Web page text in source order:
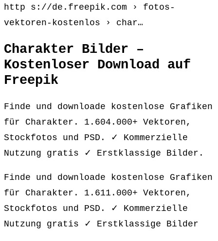
http s://de.freepik.com › fotos-
vektoren-kostenlos › char…
Charakter Bilder –
Kostenloser Download auf
Freepik
Finde und downloade kostenlose Grafiken
für Charakter. 1.604.000+ Vektoren,
Stockfotos und PSD. ✓ Kommerzielle
Nutzung gratis ✓ Erstklassige Bilder.
Finde und downloade kostenlose Grafiken
für Charakter. 1.611.000+ Vektoren,
Stockfotos und PSD. ✓ Kommerzielle
Nutzung gratis ✓ Erstklassige Bilder